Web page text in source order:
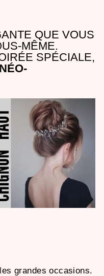
QUE VOUS
MÊME.
SPÉCIALE,
grandes occasions.